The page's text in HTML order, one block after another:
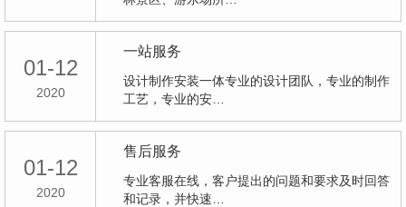
01-12
2020
一站服务
设计制作安装一体专业的设计团队，专业的制作
工艺，专业的安…
01-12
2020
售后服务
专业客服在线，客户提出的问题和要求及时回答
和记录，并快速…